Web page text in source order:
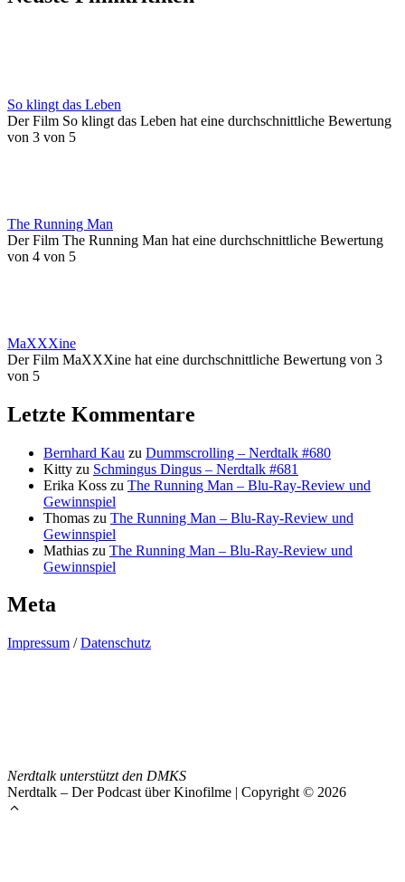
So klingt das Leben
Der Film So klingt das Leben hat eine durchschnittliche Bewertung
von 3 von 5
The Running Man
Der Film The Running Man hat eine durchschnittliche Bewertung
von 4 von 5
MaXXXine
Der Film MaXXXine hat eine durchschnittliche Bewertung von 3
von 5
Letzte Kommentare
Bernhard Kau zu Dummscrolling – Nerdtalk #680
Kitty zu Schmingus Dingus – Nerdtalk #681
Erika Koss zu The Running Man – Blu-Ray-Review und
Gewinnspiel
Thomas zu The Running Man – Blu-Ray-Review und
Gewinnspiel
Mathias zu The Running Man – Blu-Ray-Review und
Gewinnspiel
Meta
Impressum /Datenschutz
Nerdtalk unterstützt den DMKS
Nerdtalk – Der Podcast über Kinofilme | Copyright © 2026